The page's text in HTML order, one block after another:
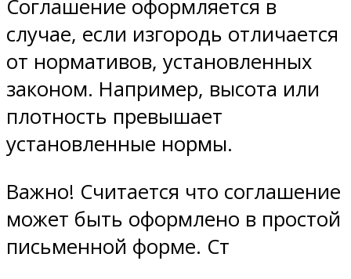
Соглашение оформляется в
случае, если изгородь отличается
от нормативов, установленных
законом. Например, высота или
плотность превышает
установленные нормы.
Важно! Считается что соглашение
может быть оформлено в простой
письменной форме. Ст